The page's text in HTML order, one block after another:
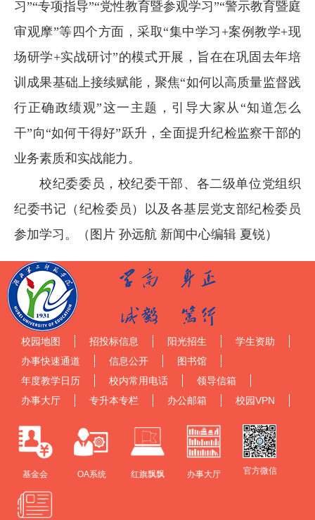
习”“专项指导”“党性教育暨参观学习”“警示教育暨庭
审观摩”等四个方面，采取“集中学习+案例教学+现
场研学+实战研讨”的模式开展，旨在在巩固去年培
训成果基础上接续赋能，聚焦“如何以高质量监督践
行正确政绩观”这一主题，引导大家从“知道怎么
干”向“如何干得好”跃升，全面提升纪检监察干部的
业务素质和实战能力。
校纪委委员，校纪委干部、各二级单位党组织
纪委书记（纪检委员）以及各基层党支部纪检委员
参加学习。（图片 孙远航 新闻中心编辑 夏锐）
校园地图 招投标信息 阳光招生
学生资助
办事快速通道
信息公开
图书馆
年度教学日历
校内常用电话
领导信箱
办事大厅
专升本专栏 办公邮箱 校园VPN
基金会 OA系统 红旗飘飘 办事大厅 官方微信